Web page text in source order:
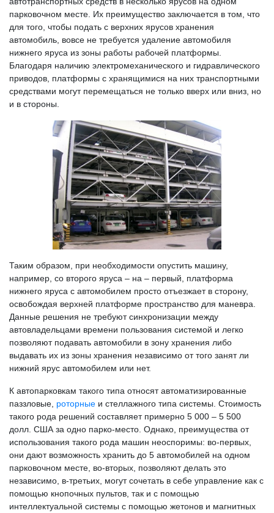
парковочном месте. Их преимущество заключается в том, что
для того, чтобы подать с верхних ярусов хранения
автомобиль, вовсе не требуется удаление автомобиля
нижнего яруса из зоны работы рабочей платформы.
Благодаря наличию электромеханического и гидравлического
приводов, платформы с хранящимися на них транспортными
средствами могут перемещаться не только вверх или вниз, но
и в стороны.
Таким образом, при необходимости опустить машину,
например, со второго яруса – на – первый, платформа
нижнего яруса с автомобилем просто отъезжает в сторону,
освобождая верхней платформе пространство для маневра.
Данные решения не требуют синхронизации между
автовладельцами времени пользования системой и легко
позволяют подавать автомобили в зону хранения либо
выдавать их из зоны хранения независимо от того занят ли
нижний ярус автомобилем или нет.
К автопарковкам такого типа относят автоматизированные
паззловые, роторные и стеллажного типа системы. Стоимость
такого рода решений составляет примерно 5 000 – 5 500
долл. США за одно парко-место. Однако, преимущества от
использования такого рода машин неоспоримы: во-первых,
они дают возможность хранить до 5 автомобилей на одном
парковочном месте, во-вторых, позволяют делать это
независимо, в-третьих, могут сочетать в себе управление как с
помощью кнопочных пультов, так и с помощью
интеллектуальной системы с помощью жетонов и магнитных